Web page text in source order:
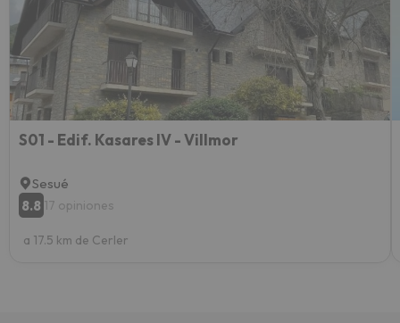
yo.
S01 - Edif. Kasares IV - Villmor
Sesué
8.8 17 opiniones
a 17.5 km de Cerler